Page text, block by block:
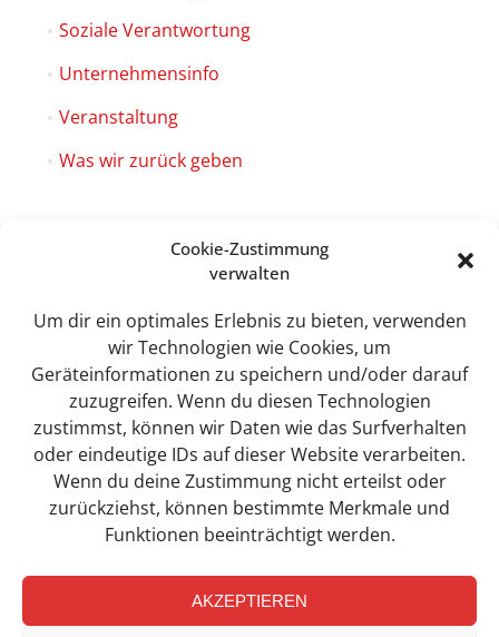
Cookie-Zustimmung
verwalten
Um dir ein optimales Erlebnis zu bieten, verwenden
wir Technologien wie Cookies, um
Geräteinformationen zu speichern und/oder darauf
zuzugreifen. Wenn du diesen Technologien
zustimmst, können wir Daten wie das Surfverhalten
oder eindeutige IDs auf dieser Website verarbeiten.
Wenn du deine Zustimmung nicht erteilst oder
zurückziehst, können bestimmte Merkmale und
Funktionen beeinträchtigt werden.
AKZEPTIEREN
Soziale Verantwortung
Unternehmensinfo
Veranstaltung
Was wir zurück geben
Sweet Tec GmbH
Lindhorst 4
19258 Boizenburg
info@sweet-tec.de
+49(0) 3 88 47 / 342 - 0
Facebook-